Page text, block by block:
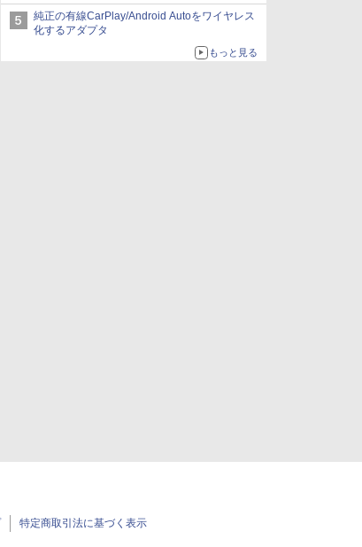
純正の有線CarPlay/Android Autoをワイヤレス
化するアダプタ
もっと見る
特定商取引法に基づく表示